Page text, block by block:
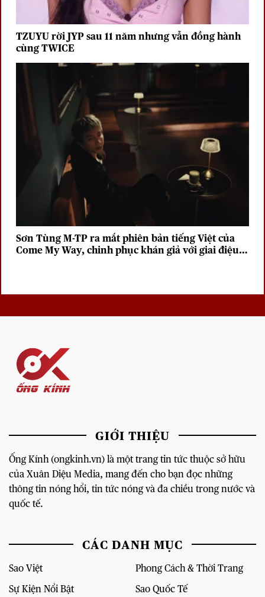
TZUYU rời JYP sau 11 năm nhưng vẫn đồng hành
cùng TWICE
Sơn Tùng M-TP ra mắt phiên bản tiếng Việt của
Come My Way, chinh phục khán giả với giai điệu
GIỚI THIỆU
Ống Kính (ongkinh.vn) là một trang tin tức thuộc sở hữu
của Xuân Diệu Media, mang đến cho bạn đọc những
thông tin nóng hổi, tin tức nóng và đa chiều trong nước và
quốc tế.
CÁC DANH MỤC
Sao Việt
Phong Cách & Thời Trang
Sự Kiện Nổi Bật
Sao Quốc Tế